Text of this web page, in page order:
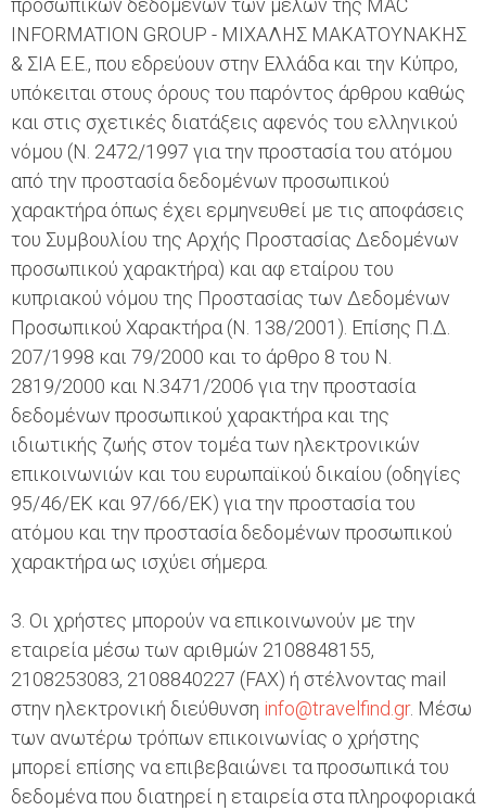
προσωπικών δεδομένων των μελών της MAC
INFORMATION GROUP - ΜΙΧΑΛΗΣ ΜΑΚΑΤΟΥΝΑΚΗΣ
& ΣΙΑ Ε.Ε., που εδρεύουν στην Ελλάδα και την Κύπρο,
υπόκειται στους όρους του παρόντος άρθρου καθώς
και στις σχετικές διατάξεις αφενός του ελληνικού
νόμου (Ν. 2472/1997 για την προστασία του ατόμου
από την προστασία δεδομένων προσωπικού
χαρακτήρα όπως έχει ερμηνευθεί με τις αποφάσεις
του Συμβουλίου της Αρχής Προστασίας Δεδομένων
προσωπικού χαρακτήρα) και αφ εταίρου του
κυπριακού νόμου της Προστασίας των Δεδομένων
Προσωπικού Χαρακτήρα (Ν. 138/2001). Επίσης Π.Δ.
207/1998 και 79/2000 και το άρθρο 8 του Ν.
2819/2000 και Ν.3471/2006 για την προστασία
δεδομένων προσωπικού χαρακτήρα και της
ιδιωτικής ζωής στον τομέα των ηλεκτρονικών
επικοινωνιών και του ευρωπαϊκού δικαίου (οδηγίες
95/46/ΕΚ και 97/66/ΕΚ) για την προστασία του
ατόμου και την προστασία δεδομένων προσωπικού
χαρακτήρα ως ισχύει σήμερα.
3. Οι χρήστες μπορούν να επικοινωνούν με την
εταιρεία μέσω των αριθμών 2108848155,
2108253083, 2108840227 (FAX) ή στέλνοντας mail
στην ηλεκτρονική διεύθυνση info@travelfind.gr. Μέσω
των ανωτέρω τρόπων επικοινωνίας ο χρήστης
μπορεί επίσης να επιβεβαιώνει τα προσωπικά του
δεδομένα που διατηρεί η εταιρεία στα πληροφοριακά